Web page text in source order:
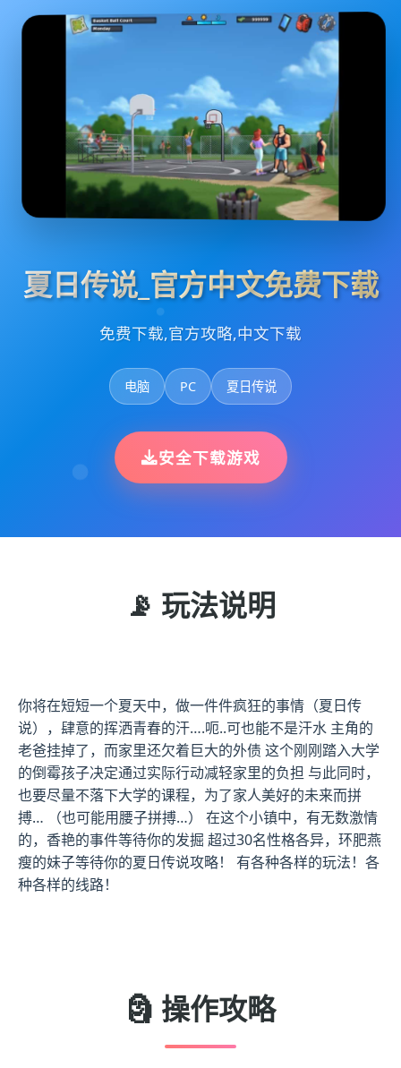
夏日传说_官方中文免费下载
免费下载,官方攻略,中文下载
电脑 PC 夏日传说
安全下载游戏
📡 玩法说明
你将在短短一个夏天中，做一件件疯狂的事情（夏日传
说），肆意的挥洒青春的汗….呃..可也能不是汗水 主角的
老爸挂掉了，而家里还欠着巨大的外债 这个刚刚踏入大学
的倒霉孩子决定通过实际行动减轻家里的负担 与此同时，
也要尽量不落下大学的课程，为了家人美好的未来而拼
搏… （也可能用腰子拼搏…） 在这个小镇中，有无数激情
的，香艳的事件等待你的发掘 超过30名性格各异，环肥燕
瘦的妹子等待你的夏日传说攻略！ 有各种各样的玩法！各
种各样的线路！
🗿 操作攻略